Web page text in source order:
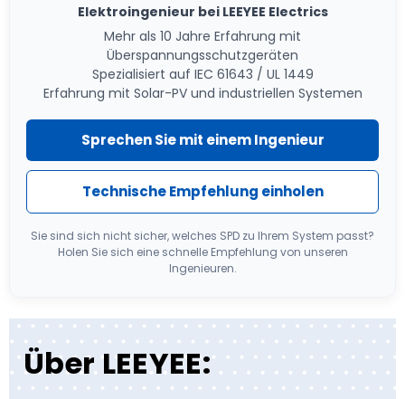
Elektroingenieur bei LEEYEE Electrics
Mehr als 10 Jahre Erfahrung mit
Überspannungsschutzgeräten
Spezialisiert auf IEC 61643 / UL 1449
Erfahrung mit Solar-PV und industriellen Systemen
Sprechen Sie mit einem Ingenieur
Technische Empfehlung einholen
Sie sind sich nicht sicher, welches SPD zu Ihrem System passt?
Holen Sie sich eine schnelle Empfehlung von unseren
Ingenieuren.
Über LEEYEE: